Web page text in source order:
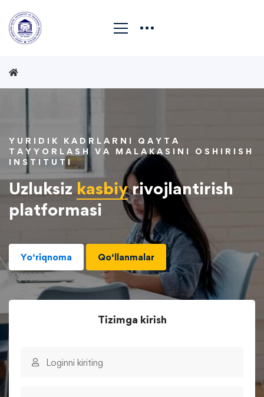
YURIDIK KADRLARNI QAYTA
TAYYORLASH VA MALAKASINI OSHIRISH
INSTITUTI
Uzluksiz kasbiyrivojlantirish
platformasi
Yo‘riqnoma Qo‘llanmalar
Tizimga kirish